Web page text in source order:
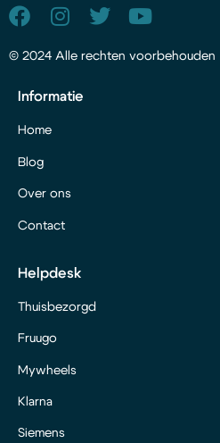
© 2024 Alle rechten voorbehouden
Informatie
Home
Blog
Over ons
Contact
Helpdesk
Thuisbezorgd
Fruugo
Mywheels
Klarna
Siemens